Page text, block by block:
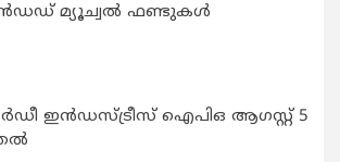
മ്യൂച്വല്‍ ഫണ്ടുകള്‍
ഇൻഡസ്ട്രീസ് ഐപിഒ ആഗസ്റ്റ് 5